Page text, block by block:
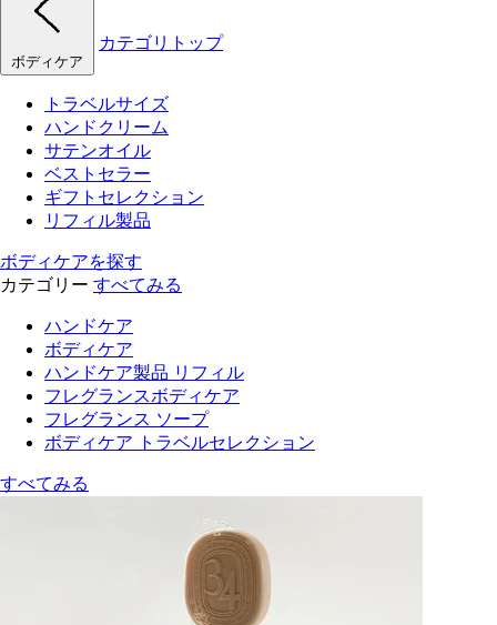
ボディケア
カテゴリトップ
トラベルサイズ
ハンドクリーム
サテンオイル
ベストセラー
ギフトセレクション
リフィル製品
ボディケアを探す
カテゴリー すべてみる
ハンドケア
ボディケア
ハンドケア製品 リフィル
フレグランスボディケア
フレグランス ソープ
ボディケア トラベルセレクション
すべてみる